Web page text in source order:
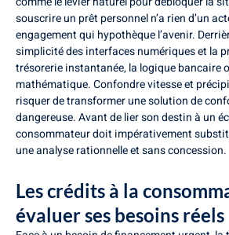
souscrire un prêt personnel n’a rien d’un
engagement qui hypothèque l’avenir.
simplicité des interfaces numériques et la
trésorerie instantanée, la logique bancaire
mathématique. Confondre vitesse et
risquer de transformer une solution de
dangereuse. Avant de lier son destin à un
consommateur doit impérativement
une analyse rationnelle et sans concession.
Les crédits à la
évaluer ses besoins réels